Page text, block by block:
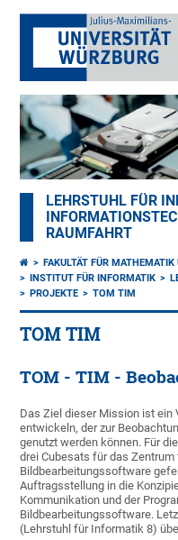
LEHRSTUHL FÜR
RAUMFAHRT
FAKULTÄT FÜR
INSTITUT FÜR INFORMATIK
PROJEKTE
TOM TIM
TOM TIM
TOM - TIM -
Das Ziel dieser Mission ist ein
entwickeln, der zur
genutzt werden können. Für
drei Cubesats für das
Bildbearbeitungssoftware
Auftragsstellung in die
Kommunikation und der
Bildbearbeitungssoftware.
(Lehrstuhl für Informatik 8)